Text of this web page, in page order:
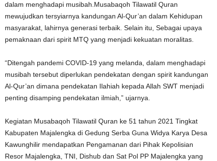
dalam menghadapi musibah.Musabaqoh Tilawatil Quran
mewujudkan tersyiarnya kandungan Al-Qur’an dalam Kehidupan
masyarakat, lahirnya generasi terbaik. Selain itu, Sebagai upaya
pemaknaan dari spirit MTQ yang menjadi kekuatan moralitas.
“Ditengah pandemi COVID-19 yang melanda, dalam menghadapi
musibah tersebut diperlukan pendekatan dengan spirit kandungan
Al-Qur’an dimana pendekatan Ilahiah kepada Allah SWT menjadi
penting disamping pendekatan ilmiah,” ujarnya.
Kegiatan Musabaqoh Tilawatil Quran ke 51 tahun 2021 Tingkat
Kabupaten Majalengka di Gedung Serba Guna Widya Karya Desa
Kawunghilir mendapatkan Pengamanan dari Pihak Kepolisian
Resor Majalengka, TNI, Dishub dan Sat Pol PP Majalengka yang